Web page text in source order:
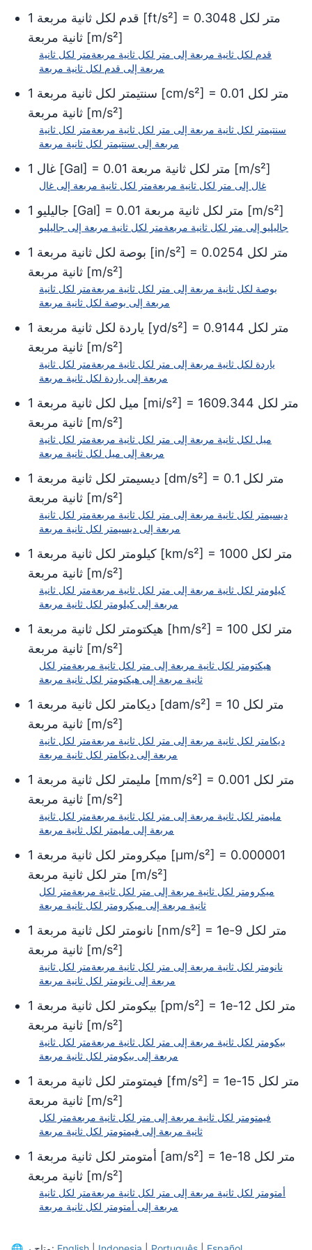
بيكومتر لكل ثانية مربعة
(1e+12)
(fm/s²) (1e+15)
(1e+18)
1 قدم لكل ثانية مربعة [ft/s²] = 0.3048 متر لكل
ثانية مربعة [m/s²]
قدم لكل ثانية مربعة إلى متر لكل ثانية مربعةمتر لكل ثانية
مربعة إلى قدم لكل ثانية مربعة
1 سنتيمتر لكل ثانية مربعة [cm/s²] = 0.01 متر لكل
ثانية مربعة [m/s²]
سنتيمتر لكل ثانية مربعة إلى متر لكل ثانية مربعةمتر لكل ثانية
مربعة إلى سنتيمتر لكل ثانية مربعة
1 غال [Gal] = 0.01 متر لكل ثانية مربعة [m/s²]
غال إلى متر لكل ثانية مربعةمتر لكل ثانية مربعة إلى غال
1 جاليليو [Gal] = 0.01 متر لكل ثانية مربعة [m/s²]
جاليليو إلى متر لكل ثانية مربعةمتر لكل ثانية مربعة إلى جاليليو
1 بوصة لكل ثانية مربعة [in/s²] = 0.0254 متر لكل
ثانية مربعة [m/s²]
بوصة لكل ثانية مربعة إلى متر لكل ثانية مربعةمتر لكل ثانية
مربعة إلى بوصة لكل ثانية مربعة
1 ياردة لكل ثانية مربعة [yd/s²] = 0.9144 متر لكل
ثانية مربعة [m/s²]
ياردة لكل ثانية مربعة إلى متر لكل ثانية مربعةمتر لكل ثانية
مربعة إلى ياردة لكل ثانية مربعة
1 ميل لكل ثانية مربعة [mi/s²] = 1609.344 متر لكل
ثانية مربعة [m/s²]
ميل لكل ثانية مربعة إلى متر لكل ثانية مربعةمتر لكل ثانية
مربعة إلى ميل لكل ثانية مربعة
1 ديسيمتر لكل ثانية مربعة [dm/s²] = 0.1 متر لكل
ثانية مربعة [m/s²]
ديسيمتر لكل ثانية مربعة إلى متر لكل ثانية مربعةمتر لكل ثانية
مربعة إلى ديسيمتر لكل ثانية مربعة
1 كيلومتر لكل ثانية مربعة [km/s²] = 1000 متر لكل
ثانية مربعة [m/s²]
كيلومتر لكل ثانية مربعة إلى متر لكل ثانية مربعةمتر لكل ثانية
مربعة إلى كيلومتر لكل ثانية مربعة
1 هيكتومتر لكل ثانية مربعة [hm/s²] = 100 متر لكل
ثانية مربعة [m/s²]
هيكتومتر لكل ثانية مربعة إلى متر لكل ثانية مربعةمتر لكل
ثانية مربعة إلى هيكتومتر لكل ثانية مربعة
1 ديكامتر لكل ثانية مربعة [dam/s²] = 10 متر لكل
ثانية مربعة [m/s²]
ديكامتر لكل ثانية مربعة إلى متر لكل ثانية مربعةمتر لكل ثانية
مربعة إلى ديكامتر لكل ثانية مربعة
1 مليمتر لكل ثانية مربعة [mm/s²] = 0.001 متر لكل
ثانية مربعة [m/s²]
مليمتر لكل ثانية مربعة إلى متر لكل ثانية مربعةمتر لكل ثانية
مربعة إلى مليمتر لكل ثانية مربعة
1 ميكرومتر لكل ثانية مربعة [µm/s²] = 0.000001
متر لكل ثانية مربعة [m/s²]
ميكرومتر لكل ثانية مربعة إلى متر لكل ثانية مربعةمتر لكل
ثانية مربعة إلى ميكرومتر لكل ثانية مربعة
1 نانومتر لكل ثانية مربعة [nm/s²] = 1e-9 متر لكل
ثانية مربعة [m/s²]
نانومتر لكل ثانية مربعة إلى متر لكل ثانية مربعةمتر لكل ثانية
مربعة إلى نانومتر لكل ثانية مربعة
1 بيكومتر لكل ثانية مربعة [pm/s²] = 1e-12 متر لكل
ثانية مربعة [m/s²]
بيكومتر لكل ثانية مربعة إلى متر لكل ثانية مربعةمتر لكل ثانية
مربعة إلى بيكومتر لكل ثانية مربعة
1 فيمتومتر لكل ثانية مربعة [fm/s²] = 1e-15 متر لكل
ثانية مربعة [m/s²]
فيمتومتر لكل ثانية مربعة إلى متر لكل ثانية مربعةمتر لكل
ثانية مربعة إلى فيمتومتر لكل ثانية مربعة
1 أمتومتر لكل ثانية مربعة [am/s²] = 1e-18 متر لكل
ثانية مربعة [m/s²]
أمتومتر لكل ثانية مربعة إلى متر لكل ثانية مربعةمتر لكل ثانية
مربعة إلى أمتومتر لكل ثانية مربعة